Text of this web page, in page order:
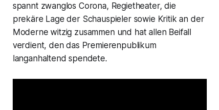
spannt zwanglos Corona, Regietheater, die
prekäre Lage der Schauspieler sowie Kritik an der
Moderne witzig zusammen und hat allen Beifall
verdient, den das Premierenpublikum
langanhaltend spendete.